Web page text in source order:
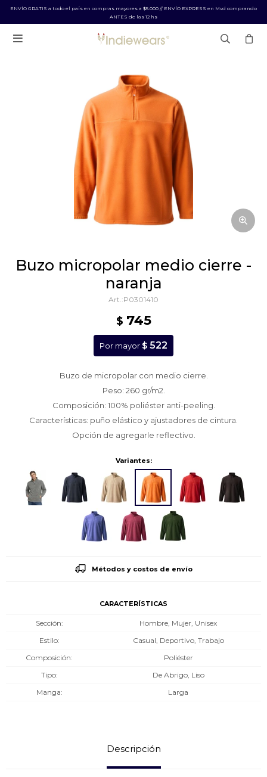
ENVÍO GRATIS a todo el país en compras mayores a $5.000 // ENVÍO EXPRESS en Mvd comprando
ANTES de las 12 hs

buzo micropolar medio cierre -
naranja
P0301410
$ 745
Por mayor $ 522
Buzo de micropolar con medio cierre.
Peso: 260 gr/m2.
Composición: 100% poliéster anti-peeling.
Características: puño elástico y ajustadores de cintura.
Opción de agregarle reflectivo.
Variantes:
Métodos y costos de envío
CARACTERÍSTICAS
Sección
Hombre, Mujer, Unisex
Estilo
Casual, Deportivo, Trabajo
Composición
Poliéster
Tipo
De Abrigo, Liso
Manga
Larga
Descripción